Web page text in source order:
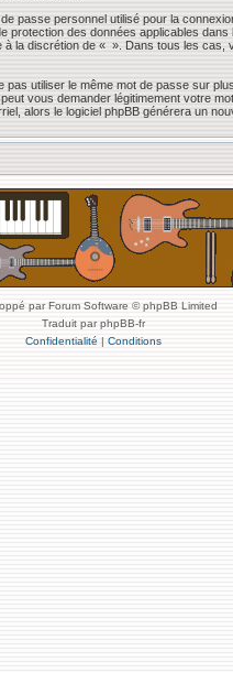
passe personnel utilisé pour la
des données applicables
la discrétion de « ». Dans tous les
utiliser le même mot de passe sur
vous demander légitimement votre
alors le logiciel phpBB générera un
par Forum Software © phpBB Limited
Traduit par phpBB-fr
Confidentialité | Conditions